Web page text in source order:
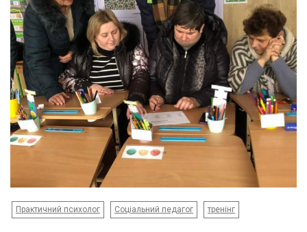
Практичний психолог Соціальний педагог тренінг